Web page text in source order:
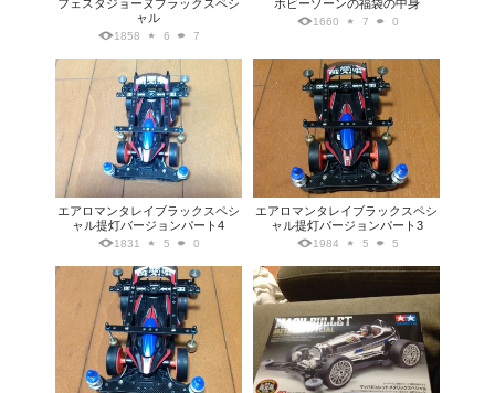
フェスタジョーヌブラックスペシ
ャル
1858 6 7
ホビーゾーンの福袋の中身
1660 7 0
エアロマンタレイブラックスペシ
ャル提灯バージョンパート4
1831 5 0
エアロマンタレイブラックスペシ
ャル提灯バージョンパート3
1984 5 5